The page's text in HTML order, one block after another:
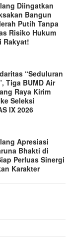
Diingatkan
Bangun
Putih Tanpa
Risiko Hukum
Rakyat!
“Seduluran
Tiga BUMD Air
Raya Kirim
Seleksi
IX 2026
Apresiasi
Bhakti di
Perluas Sinergi
Karakter